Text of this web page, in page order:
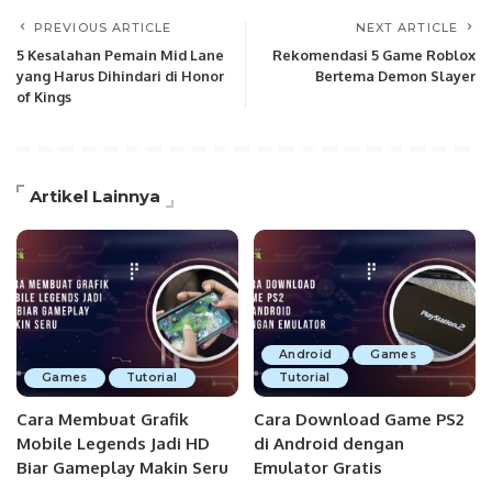
PREVIOUS ARTICLE
5 Kesalahan Pemain Mid Lane
yang Harus Dihindari di Honor
of Kings
NEXT ARTICLE
Rekomendasi 5 Game Roblox
Bertema Demon Slayer
Artikel Lainnya
Games Tutorial
Cara Membuat Grafik
Mobile Legends Jadi HD
Biar Gameplay Makin Seru
Android
Games
Tutorial
Cara Download Game PS2
di Android dengan
Emulator Gratis